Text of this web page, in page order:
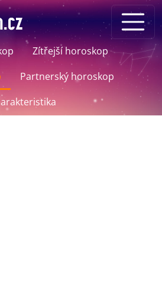
Zítřejší horoskop
Partnerský horoskop